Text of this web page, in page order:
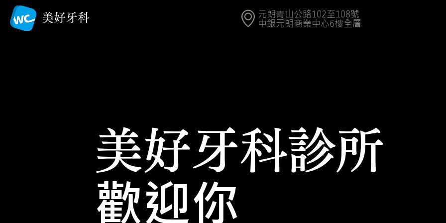
美好牙科
元朗青山公路102至108號
中銀元朗商業中心6樓全層
美好牙科診所
歡迎你